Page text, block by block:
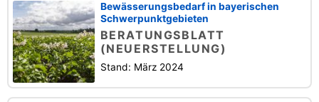
Bewässerungsbedarf in bayerischen
Schwerpunktgebieten
BERATUNGSBLATT
(NEUERSTELLUNG)
Stand: März 2024